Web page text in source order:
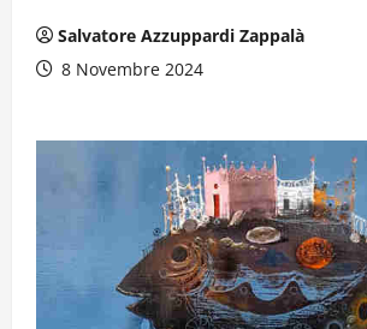
Salvatore Azzuppardi Zappalà
8 Novembre 2024